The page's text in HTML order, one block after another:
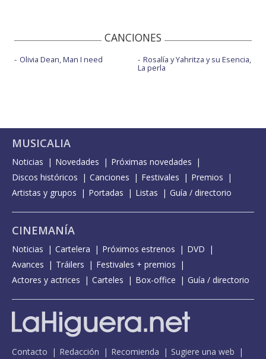
CANCIONES
Olivia Dean, Man I need Rosalía y Yahritza y su Esencia,
La perla
MUSICALIA
Noticias Novedades
Próximas novedades
Discos históricos
Canciones Festivales
Premios
Artistas y grupos
Portadas Listas Guía / directorio
CINEMANÍA
Noticias Cartelera Próximos estrenos
DVD
Avances
Tráilers
Festivales + premios
Actores y actrices
Carteles Box-office Guía / directorio
Contacto Redacción Recomienda Sugiere una web